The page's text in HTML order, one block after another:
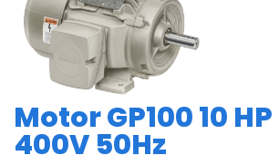
Motor GP100 10 HP
400V 50Hz